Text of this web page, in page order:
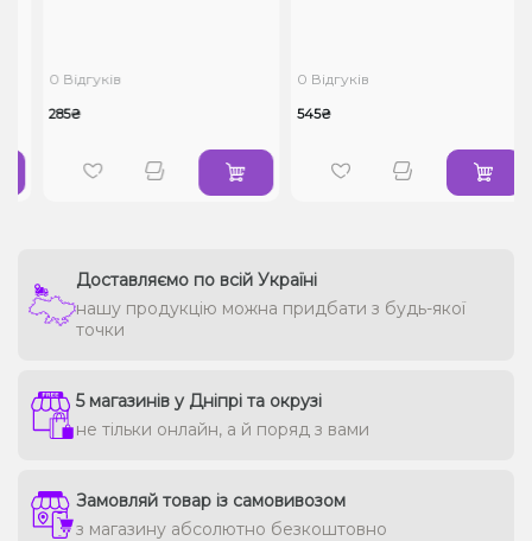
0 Відгуків
285₴
0 Відгуків
545₴
Доставляємо по всій Україні
нашу продукцію можна придбати з будь-якої
точки
5 магазинів у Дніпрі та окрузі
не тільки онлайн, а й поряд з вами
Замовляй товар із самовивозом
з магазину абсолютно безкоштовно